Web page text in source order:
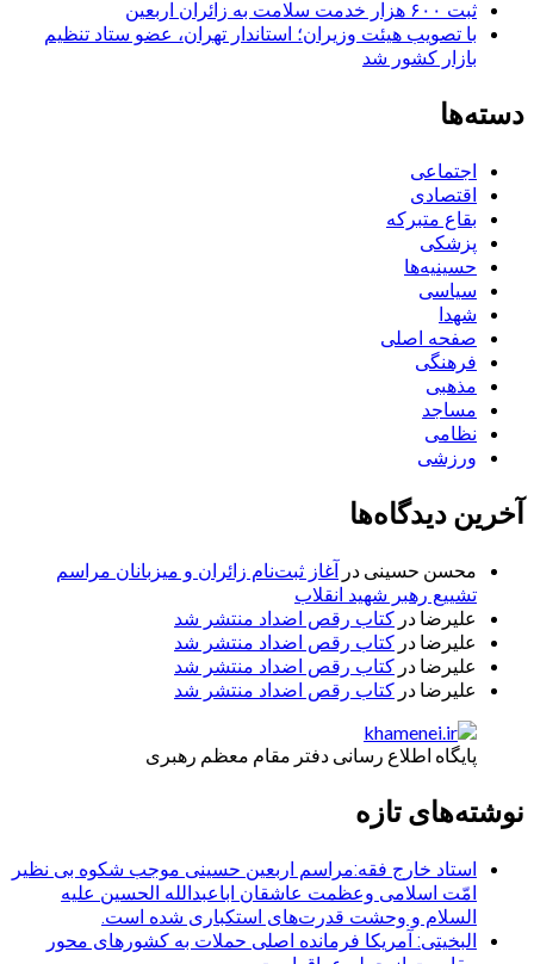
ثبت ۶۰۰ هزار خدمت سلامت به زائران اربعین
با تصویب هیئت وزیران؛ استاندار تهران، عضو ستاد تنظیم
بازار کشور شد
دسته‌ها
اجتماعی
اقتصادی
بقاع متبرکه
پزشکی
حسینیه‌ها
سیاسی
شهدا
صفحه اصلی
فرهنگی
مذهبی
مساجد
نظامی
ورزشی
آخرین دیدگاه‌ها
محسن حسینی در آغاز ثبت‌نام زائران و میزبانان مراسم
تشییع رهبر شهید انقلاب
علیرضا در کتاب رقص اضداد منتشر شد
علیرضا در کتاب رقص اضداد منتشر شد
علیرضا در کتاب رقص اضداد منتشر شد
علیرضا در کتاب رقص اضداد منتشر شد
پایگاه اطلاع رسانی دفتر مقام معظم رهبری
نوشته‌های تازه
استاد خارج فقه:مراسم اربعین حسینی موجب شکوه بی نظیر
امّت اسلامی وعظمت عاشقان اباعبدالله الحسین علیه
السلام و وحشت قدرت‌های استکباری شده است.
البخیتی: آمریکا فرمانده اصلی حملات به کشورهای محور